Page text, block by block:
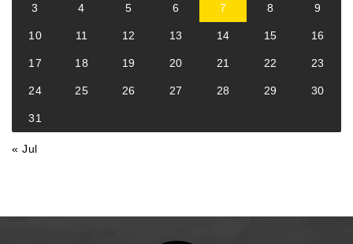
3 4 5 6 7 8 9
10 11 12 13 14 15 16
17 18 19 20 21 22 23
24 25 26 27 28 29 30
31
« Jul